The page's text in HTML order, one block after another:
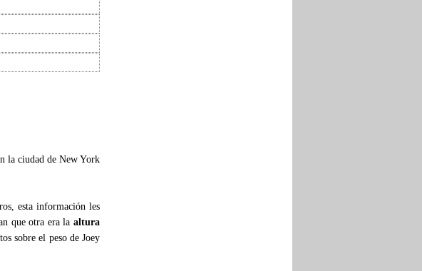
la ciudad de New York
esta información les
que otra era laaltura
sobre el peso de Joey